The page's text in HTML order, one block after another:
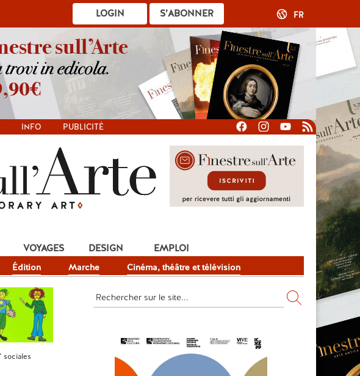
S’ABONNER
LOGIN FR
INFO PUBLICITÉ
Édition Marche Cinéma, théâtre et télévision
VOYAGES DESIGN EMPLOI
sociales